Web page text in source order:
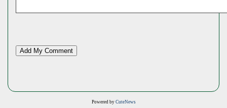
Powered by CuteNews